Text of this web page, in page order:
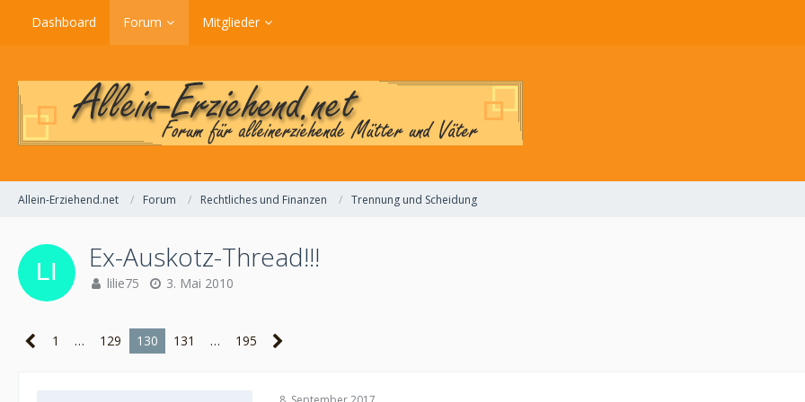
Dashboard Forum Mitglieder
Allein-Erziehend.net Forum Rechtliches und Finanzen Trennung und Scheidung
Ex-Auskotz-Thread!!!
lilie75 3. Mai 2010
1 … 129 130 131 … 195